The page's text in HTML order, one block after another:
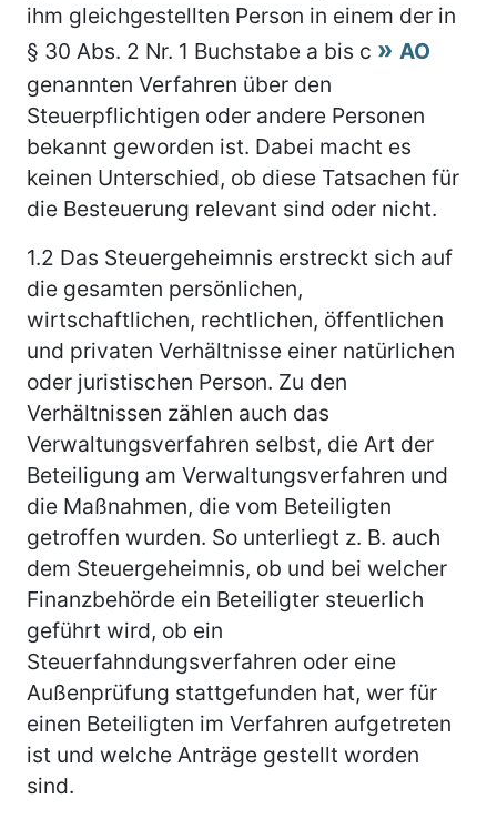
ihm gleichgestellten Person in einem der in
§ 30 Abs. 2 Nr. 1 Buchstabe a bis c
AO
genannten Verfahren über den
Steuerpflichtigen oder andere Personen
bekannt geworden ist. Dabei macht es
keinen Unterschied, ob diese Tatsachen für
die Besteuerung relevant sind oder nicht.
1.2 Das Steuergeheimnis erstreckt sich auf
die gesamten persönlichen,
wirtschaftlichen, rechtlichen, öffentlichen
und privaten Verhältnisse einer natürlichen
oder juristischen Person. Zu den
Verhältnissen zählen auch das
Verwaltungsverfahren selbst, die Art der
Beteiligung am Verwaltungsverfahren und
die Maßnahmen, die vom Beteiligten
getroffen wurden. So unterliegt z. B. auch
dem Steuergeheimnis, ob und bei welcher
Finanzbehörde ein Beteiligter steuerlich
geführt wird, ob ein
Steuerfahndungsverfahren oder eine
Außenprüfung stattgefunden hat, wer für
einen Beteiligten im Verfahren aufgetreten
ist und welche Anträge gestellt worden
sind.